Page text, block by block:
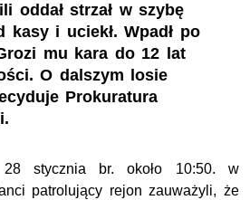
oddał strzał w szybę
kasy i uciekł. Wpadł po
mu kara do 12 lat
O dalszym losie
Prokuratura
28 stycznia br. około 10:50. w
patrolujący rejon zauważyli, że